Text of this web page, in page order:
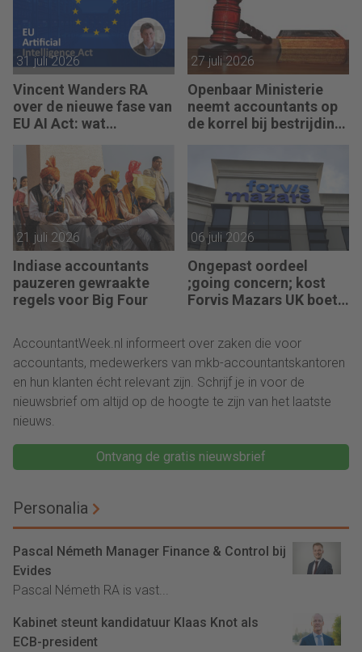
31 juli 2026
Vincent Wanders RA
over de nieuwe fase van
EU AI Act: wat
regelen
27 juli 2026
Openbaar Ministerie
neemt accountants op
de korrel bij bestrijding
21 juli 2026
Indiase accountants
pauzeren gewraakte
regels voor Big Four
06 juli 2026
Ongepast oordeel
;going concern; kost
Forvis Mazars UK boete
AccountantWeek.nl informeert over zaken die voor
accountants, medewerkers van mkb-accountantskantoren
en hun klanten écht relevant zijn. Schrijf je in voor de
nieuwsbrief om altijd op de hoogte te zijn van het laatste
nieuws.
Ontvang de gratis nieuwsbrief
Personalia
Pascal Németh Manager Finance & Control bij
Evides
Pascal Németh RA is vast...
Kabinet steunt kandidatuur Klaas Knot als
ECB-president